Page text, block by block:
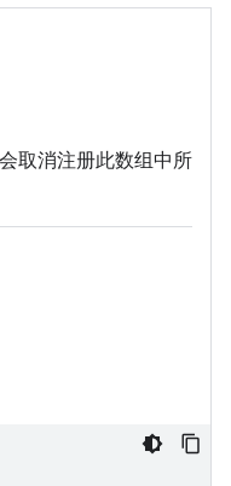
取消注册此数组中所